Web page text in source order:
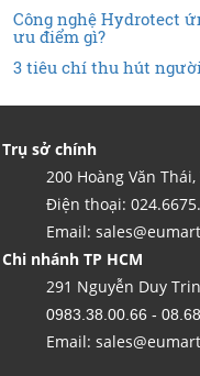
Công nghệ Hydrotect
ưu điểm gì?
3 tiêu chí thu hút
Trụ sở chính
200 Hoàng Văn
Điện thoại:
Email:
Chi nhánh TP HCM
291 Nguyễn Duy
0983.38.00.66 -
Email: